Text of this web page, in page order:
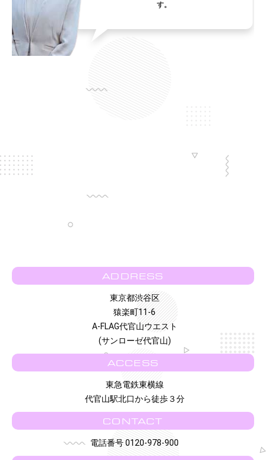
す。
ADDRESS
東京都渋谷区
猿楽町11-6
A-FLAG代官山ウエスト
(サンローゼ代官山)
ACCESS
東急電鉄東横線
代官山駅北口から徒歩３分
CONTACT
電話番号 0120-978-900